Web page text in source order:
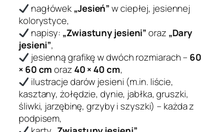
"
nagłówek„Jesień”w ciepłej, jesiennej
kolorystyce,
napisy: „Zwiastuny jesieni”oraz „Dary
jesieni”,
jesienną grafikę w dwóch rozmiarach – 60
× 60 cmoraz 40 × 40 cm,
ilustracje darów jesieni (m.in. liście,
kasztany, żołędzie, dynie, jabłka, gruszki,
śliwki, jarzębinę, grzyby i szyszki) – każda z
podpisem,